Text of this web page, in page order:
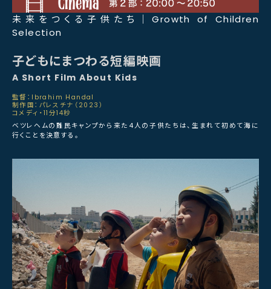
未来をつくる子供たち｜Growth of Children
Selection
子どもにまつわる短編映画
A Short Film About Kids
監督：Ibrahim Handal
制作国：パレスチナ（2023）
コメディ・11分14秒
ベツレヘムの難民キャンプから来た4人の子供たちは、生まれて初めて海に
行くことを決意する。